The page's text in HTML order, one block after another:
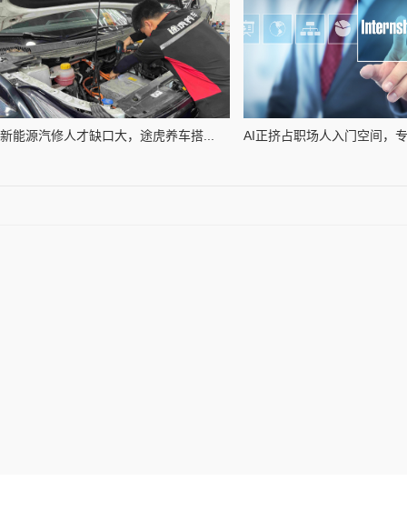
新能源汽修人才缺口大，途虎养车搭... AI正挤占职场人入门空间，